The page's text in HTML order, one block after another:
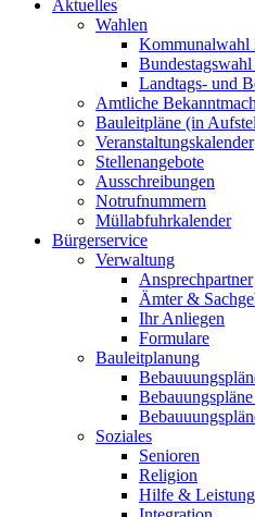
Aktuelles
Wahlen
Kommunalwahl
Landtags- und
Amtliche
Bauleitpläne (in
Veranstaltungskalender
Stellenangebote
Ausschreibungen
Notrufnummern
Müllabfuhrkalender
Bürgerservice
Verwaltung
Ansprechpartner
Ämter &
Ihr Anliegen
Formulare
Bauleitplanung
Soziales
Senioren
Religion
Hilfe &